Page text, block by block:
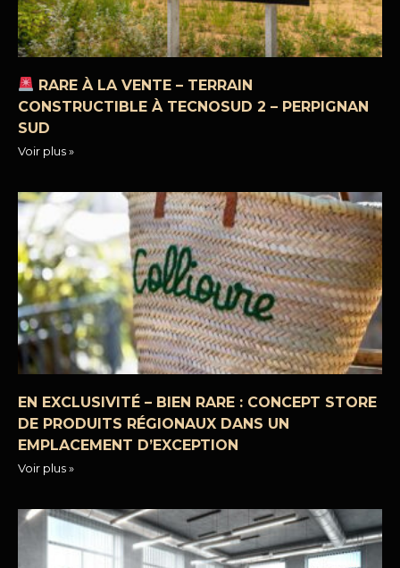
RARE À LA VENTE – TERRAIN
CONSTRUCTIBLE À TECNOSUD 2 – PERPIGNAN
SUD
Voir plus »
EN EXCLUSIVITÉ – BIEN RARE : CONCEPT STORE
DE PRODUITS RÉGIONAUX DANS UN
EMPLACEMENT D’EXCEPTION
Voir plus »